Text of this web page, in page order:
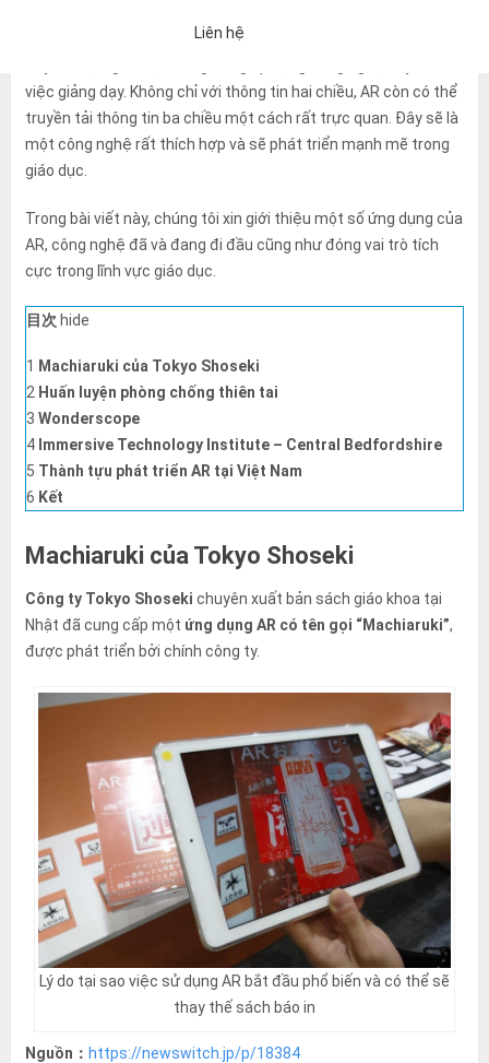
Liên hệ
tích cực trong nhiều lĩnh vực như giải trí, game, quảng cáo, gần
việc giảng dạy. Không chỉ với thông tin hai chiều, AR còn có thể
truyền tải thông tin ba chiều một cách rất trực quan. Đây sẽ là
một công nghệ rất thích hợp và sẽ phát triển mạnh mẽ trong
giáo dục.
Trong bài viết này, chúng tôi xin giới thiệu một số ứng dụng của
AR, công nghệ đã và đang đi đầu cũng như đóng vai trò tích
cực trong lĩnh vực giáo dục.
目次 hide
1 Machiaruki của Tokyo Shoseki
2 Huấn luyện phòng chống thiên tai
3 Wonderscope
4 Immersive Technology Institute – Central Bedfordshire
5 Thành tựu phát triển AR tại Việt Nam
6 Kết
Machiaruki của Tokyo Shoseki
Công ty Tokyo Shoseki chuyên xuất bản sách giáo khoa tại
Nhật đã cung cấp một ứng dụng AR có tên gọi “Machiaruki”,
được phát triển bởi chính công ty.
Lý do tại sao việc sử dụng AR bắt đầu phổ biến và có thể sẽ
thay thế sách báo in
Nguồn： https://newswitch.jp/p/18384
「Chính sách bảo mật」Nếu bạn đồng ý với những điều trên, vui
Một email trả lời tự động sẽ được gửi đến địa chỉ email bạn đã
đó.